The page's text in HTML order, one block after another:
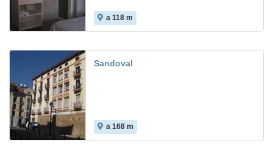
a 118 m
Sandoval
a 168 m